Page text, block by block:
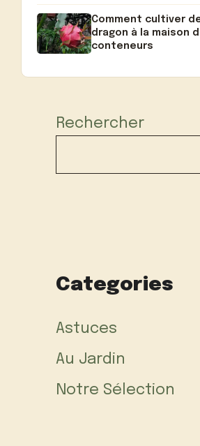
Comment cultiver
dragon à la maison
conteneurs
Rechercher
Categories
Astuces
Au Jardin
Notre Sélection